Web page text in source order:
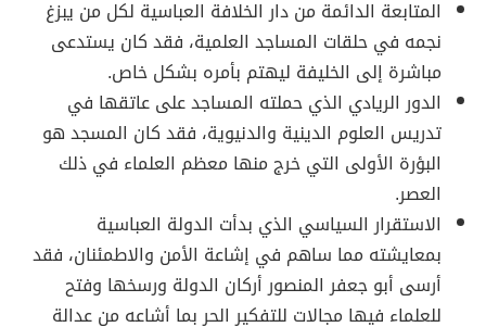
المتابعة الدائمة من دار الخلافة العباسية لكل من يبزغ
نجمه في حلقات المساجد العلمية، فقد كان يستدعى
مباشرة إلى الخليفة ليهتم بأمره بشكل خاص.
الدور الريادي الذي حملته المساجد على عاتقها في
تدريس العلوم الدينية والدنيوية، فقد كان المسجد هو
البؤرة الأولى التي خرج منها معظم العلماء في ذلك
العصر.
الاستقرار السياسي الذي بدأت الدولة العباسية
بمعايشته مما ساهم في إشاعة الأمن والاطمئنان، فقد
أرسى أبو جعفر المنصور أركان الدولة ورسخها وفتح
للعلماء فيها مجالات للتفكير الحر بما أشاعه من عدالة